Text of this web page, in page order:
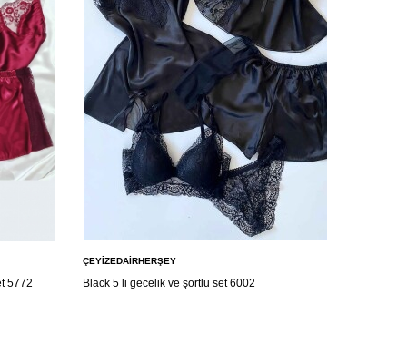
5772
ÇEYIZEDAIRHERŞEY
Black 5 li gecelik ve şortlu set 6002